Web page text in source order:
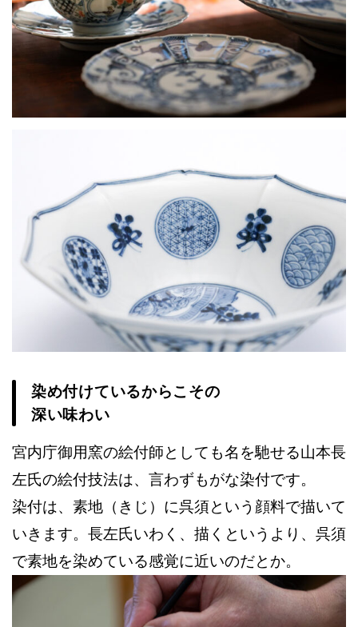
染め付けているからこその
深い味わい
宮内庁御用窯の絵付師としても名を馳せる山本長
左氏の絵付技法は、言わずもがな染付です。
染付は、素地（きじ）に呉須という顔料で描いて
いきます。長左氏いわく、描くというより、呉須
で素地を染めている感覚に近いのだとか。